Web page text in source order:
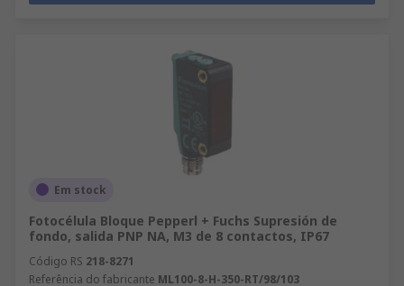
Em stock
Fotocélula Bloque Pepperl + Fuchs Supresión de
fondo, salida PNP NA, M3 de 8 contactos, IP67
Código RS 218-8271
Referência do fabricante ML100-8-H-350-RT/98/103